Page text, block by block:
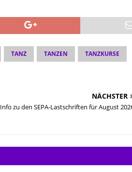
TANZ TANZEN TANZKURSE
NÄCHSTER
Info zu den SEPA-Lastschriften für August